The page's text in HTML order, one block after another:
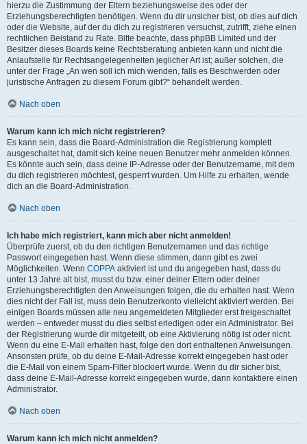
hierzu die Zustimmung der Eltern beziehungsweise des oder der
Erziehungsberechtigten benötigen. Wenn du dir unsicher bist, ob dies auf dich
oder die Website, auf der du dich zu registrieren versuchst, zutrifft, ziehe einen
rechtlichen Beistand zu Rate. Bitte beachte, dass phpBB Limited und der
Besitzer dieses Boards keine Rechtsberatung anbieten kann und nicht die
Anlaufstelle für Rechtsangelegenheiten jeglicher Art ist; außer solchen, die
unter der Frage „An wen soll ich mich wenden, falls es Beschwerden oder
juristische Anfragen zu diesem Forum gibt?“ behandelt werden.
Nach oben
Warum kann ich mich nicht registrieren?
Es kann sein, dass die Board-Administration die Registrierung komplett
ausgeschaltet hat, damit sich keine neuen Benutzer mehr anmelden können.
Es könnte auch sein, dass deine IP-Adresse oder der Benutzername, mit dem
du dich registrieren möchtest, gesperrt wurden. Um Hilfe zu erhalten, wende
dich an die Board-Administration.
Nach oben
Ich habe mich registriert, kann mich aber nicht anmelden!
Überprüfe zuerst, ob du den richtigen Benutzernamen und das richtige
Passwort eingegeben hast. Wenn diese stimmen, dann gibt es zwei
Möglichkeiten. Wenn COPPA aktiviert ist und du angegeben hast, dass du
unter 13 Jahre alt bist, musst du bzw. einer deiner Eltern oder deiner
Erziehungsberechtigten den Anweisungen folgen, die du erhalten hast. Wenn
dies nicht der Fall ist, muss dein Benutzerkonto vielleicht aktiviert werden. Bei
einigen Boards müssen alle neu angemeldeten Mitglieder erst freigeschaltet
werden – entweder musst du dies selbst erledigen oder ein Administrator. Bei
der Registrierung wurde dir mitgeteilt, ob eine Aktivierung nötig ist oder nicht.
Wenn du eine E-Mail erhalten hast, folge den dort enthaltenen Anweisungen.
Ansonsten prüfe, ob du deine E-Mail-Adresse korrekt eingegeben hast oder
die E-Mail von einem Spam-Filter blockiert wurde. Wenn du dir sicher bist,
dass deine E-Mail-Adresse korrekt eingegeben wurde, dann kontaktiere einen
Administrator.
Nach oben
Warum kann ich mich nicht anmelden?